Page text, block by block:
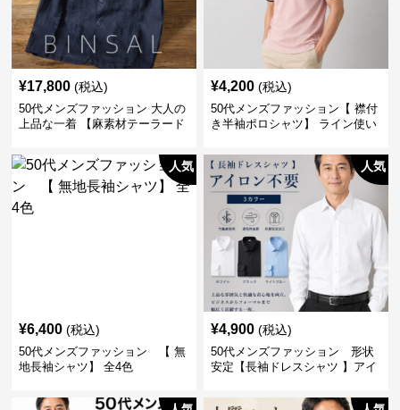
¥17,800 (税込)
50代メンズファッション 大人の
上品な一着 【麻素材テーラード
¥4,200 (税込)
50代メンズファッション【 襟付
き半袖ポロシャツ】 ライン使い
人気
¥6,400 (税込)
50代メンズファッション 【 無
地長袖シャツ】 全4色
人気
¥4,900 (税込)
50代メンズファッション 形状
安定【長袖ドレスシャツ 】アイ